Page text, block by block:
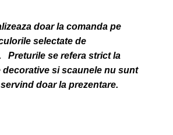
doar la comanda pe
selectate de
Preturile se refera strict la
decorative si scaunele nu sunt
doar la prezentare.